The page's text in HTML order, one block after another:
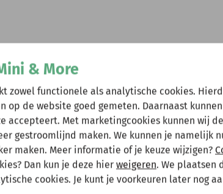
0120)
zijn er even tussenuit!
kun je wel gewoon een bestelling
hier rekening mee te houden bij het
Shop nu!
& More
zowel functionele als analytische cookies.
op de website goed gemeten. Daarnaast
accepteert. Met marketingcookies kunnen wij
gestroomlijnd maken. We kunnen je namelijk
maken. Meer informatie of je keuze wijzigen?
Dan kun je deze hier weigeren. We plaatsen
cookies. Je kunt je voorkeuren later nog